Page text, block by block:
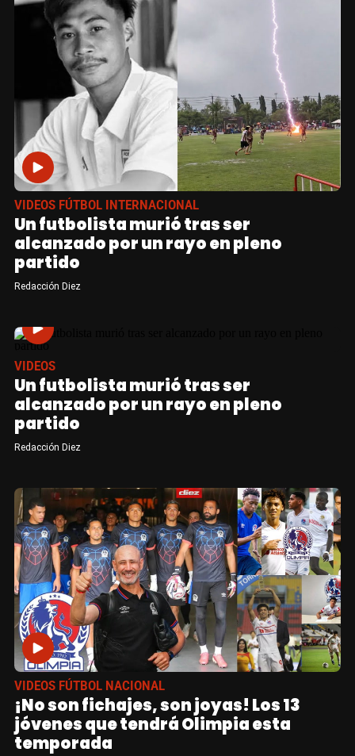
VIDEOS FÚTBOL INTERNACIONAL
Un futbolista murió tras ser
alcanzado por un rayo en pleno
partido
Redacción Diez
VIDEOS
Un futbolista murió tras ser
alcanzado por un rayo en pleno
partido
Redacción Diez
VIDEOS FÚTBOL NACIONAL
¡No son fichajes, son joyas! Los 13
jóvenes que tendrá Olimpia esta
temporada